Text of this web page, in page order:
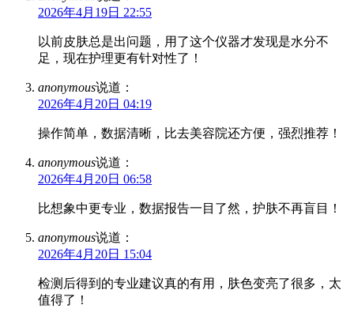
2026年4月19日 22:55
以前皮肤总是出问题，用了这个仪器才发现是水分不
足，现在护理更有针对性了！
anonymous说道：
2026年4月20日 04:19
操作简单，数据清晰，比去美容院还方便，强烈推荐！
anonymous说道：
2026年4月20日 06:58
比想象中更专业，数据报告一目了然，护肤不再盲目！
anonymous说道：
2026年4月20日 15:04
检测后得到的专业建议真的有用，肤色变亮了很多，太
值得了！